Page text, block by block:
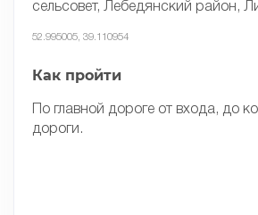
сельсовет, Лебедянский район,
52.995005, 39.110954
Как пройти
По главной дороге от входа, до
дороги.